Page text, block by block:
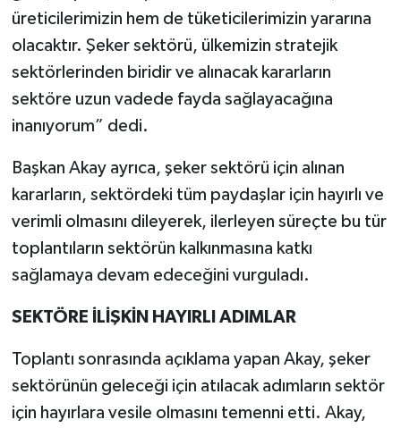
üreticilerimizin hem de tüketicilerimizin yararına
olacaktır. Şeker sektörü, ülkemizin stratejik
sektörlerinden biridir ve alınacak kararların
sektöre uzun vadede fayda sağlayacağına
inanıyorum” dedi.
Başkan Akay ayrıca, şeker sektörü için alınan
kararların, sektördeki tüm paydaşlar için hayırlı ve
verimli olmasını dileyerek, ilerleyen süreçte bu tür
toplantıların sektörün kalkınmasına katkı
sağlamaya devam edeceğini vurguladı.
SEKTÖRE İLİŞKİN HAYIRLI ADIMLAR
Toplantı sonrasında açıklama yapan Akay, şeker
sektörünün geleceği için atılacak adımların sektör
için hayırlara vesile olmasını temenni etti. Akay,